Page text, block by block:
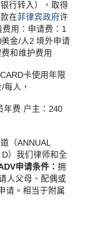
行转入），取得
在菲律宾政府许
用：申请费：1
金/人2 境外申请
和维护费用
卡使用年限
每人，
年费 户主：240
（ANNUAL
）我们律师和全
申请条件：拥
人父母、配偶或
请。相当于附属